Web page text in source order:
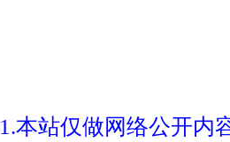
1.本站仅做网络公开内